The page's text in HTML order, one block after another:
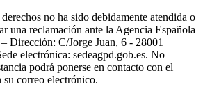
no ha sido debidamente atendida o
una reclamación ante la Agencia Española
Dirección: C/Jorge Juan, 6 - 28001
electrónica: sedeagpd.gob.es. No
podrá ponerse en contacto con el
correo electrónico.